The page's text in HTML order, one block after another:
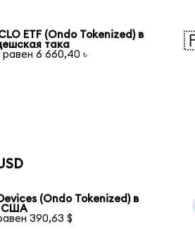
ETF (Ondo Tokenized) в
така
равен 6 660,40 ৳
(Ondo Tokenized) в
США
390,63 $